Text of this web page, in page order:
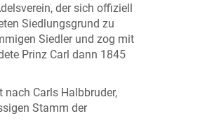
der sich offiziell
Siedlungsgrund zu
Siedler und zog mit
Prinz Carl dann 1845
Carls Halbbruder,
Stamm der